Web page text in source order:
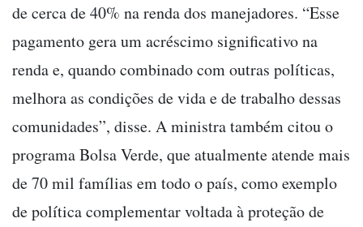
de cerca de 40% na renda dos manejadores. “Esse
pagamento gera um acréscimo significativo na
renda e, quando combinado com outras políticas,
melhora as condições de vida e de trabalho dessas
comunidades”, disse. A ministra também citou o
programa Bolsa Verde, que atualmente atende mais
de 70 mil famílias em todo o país, como exemplo
de política complementar voltada à proteção de